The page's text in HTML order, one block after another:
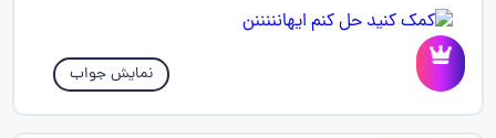
نمایش جواب